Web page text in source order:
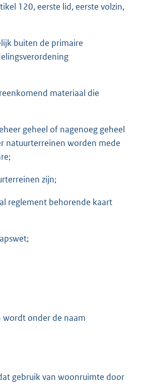
120, eerste lid, eerste volzin,
buiten de primaire
materiaal die
geheel of nagenoeg geheel
natuurterreinen worden mede
zijn;
reglement behorende kaart
wordt onder de naam
gebruik van woonruimte door